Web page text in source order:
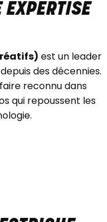
EXPERTISE
est un leader
des décennies.
reconnu dans
qui repoussent les